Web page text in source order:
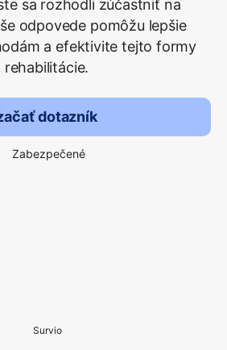
sa rozhodli zúčastniť na
odpovede pomôžu lepšie
a efektivite tejto formy
rehabilitácie.
dotazník
Zabezpečené
Survio